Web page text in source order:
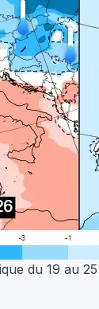
du 19 au